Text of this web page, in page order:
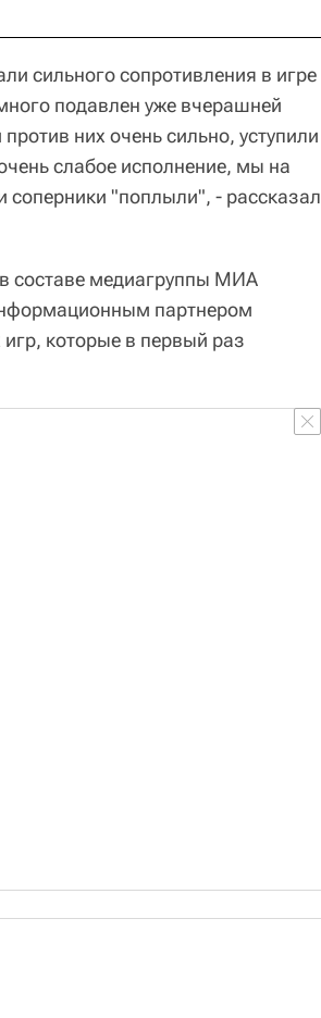
сильного сопротивления в игре
подавлен уже вчерашней
них очень сильно, уступили
слабое исполнение, мы на
соперники "поплыли", - рассказал
составе медиагруппы МИА
партнером
которые в первый раз